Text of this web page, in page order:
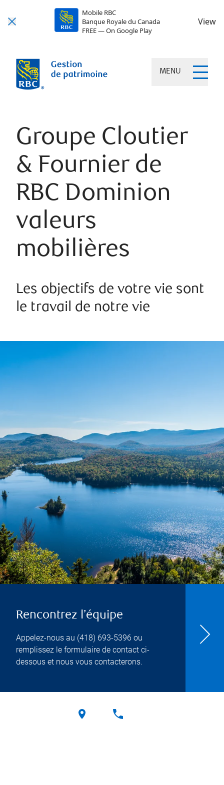
Mobile RBC
Banque Royale du Canada
FREE — On Google Play
View
MENU
Groupe Cloutier
& Fournier de
RBC Dominion
valeurs
mobilières
Les objectifs de votre vie sont
le travail de notre vie
Rencontrez l’équipe
Appelez-nous au (418) 693-5396 ou
remplissez le formulaire de contact ci-
dessous et nous vous contacterons.